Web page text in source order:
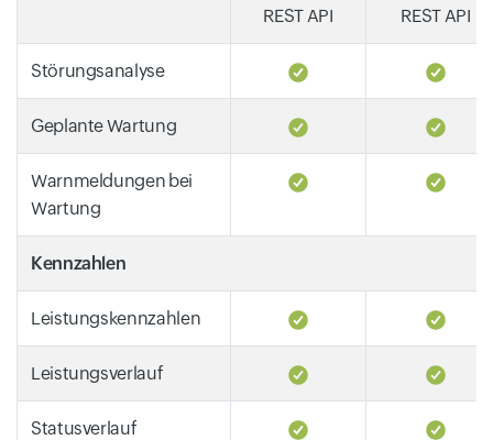
REST API
REST API
Störungsanalyse
Geplante Wartung
Warnmeldungen bei
Wartung
Kennzahlen
Leistungskennzahlen
Leistungsverlauf
Statusverlauf